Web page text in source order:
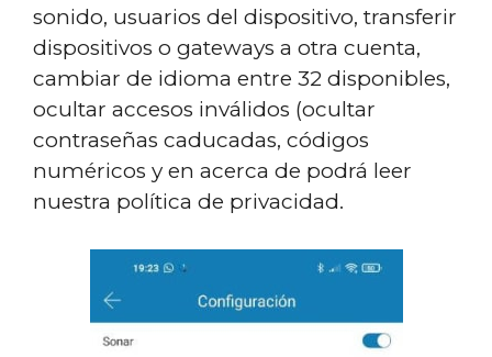
sonido, usuarios del dispositivo, transferir
dispositivos o gateways a otra cuenta,
cambiar de idioma entre 32 disponibles,
ocultar accesos inválidos (ocultar
contraseñas caducadas, códigos
numéricos y en acerca de podrá leer
nuestra política de privacidad.